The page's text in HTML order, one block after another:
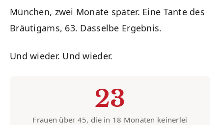
München, zwei Monate später. Eine Tante des
Bräutigams, 63. Dasselbe Ergebnis.
Und wieder. Und wieder.
23
Frauen über 45, die in 18 Monaten keinerlei